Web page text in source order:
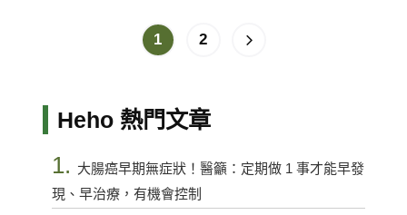
1 2
Heho 熱門文章
1. 大腸癌早期無症狀！醫籲：定期做 1 事才能早發
現、早治療，有機會控制